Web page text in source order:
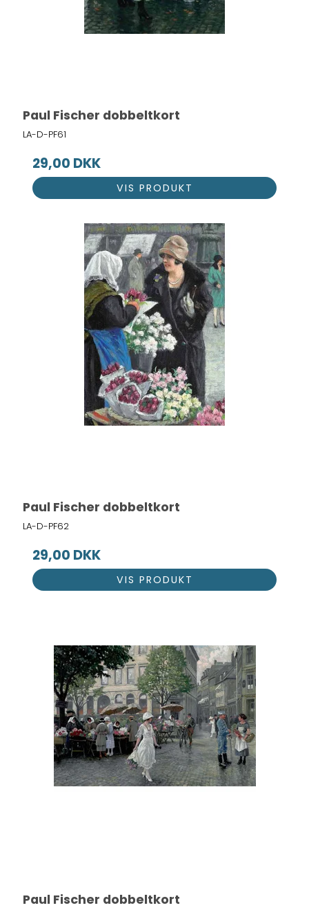
Paul Fischer dobbeltkort
LA-D-PF61
29,00 DKK
VIS PRODUKT
Paul Fischer dobbeltkort
LA-D-PF62
29,00 DKK
VIS PRODUKT
Paul Fischer dobbeltkort